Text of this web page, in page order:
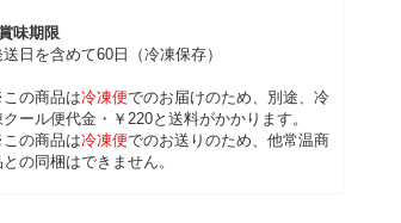
味期限
送日を含めて60日（冷凍保存）
の商品は冷凍便でのお届けのため、別途、冷
クール便代金・￥220と送料がかかります。
の商品は冷凍便でのお送りのため、他常温商
との同梱はできません。